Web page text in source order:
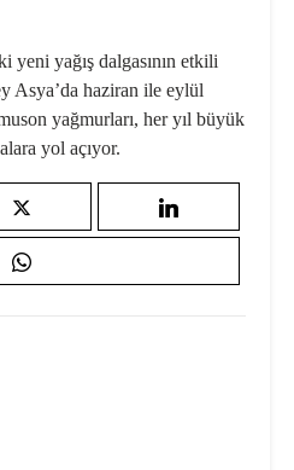
yeni yağış dalgasının etkili
Asya’da haziran ile eylül
yağmurları, her yıl büyük
yol açıyor.